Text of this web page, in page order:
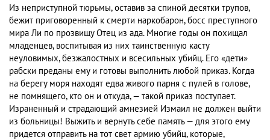
Из неприступной тюрьмы, оставив за спиной десятки трупов,
бежит приговоренный к смерти наркобарон, босс преступного
мира Ли по прозвищу Отец из ада. Многие годы он похищал
младенцев, воспитывая из них таинственную касту
неуловимых, безжалостных и всесильных убийц. Его «дети»
рабски преданы ему и готовы выполнить любой приказ. Когда
на берегу моря находят едва живого парня с пулей в голове,
не помнящего, кто он и откуда, — такой приказ поступает.
Израненный и страдающий амнезией Измаил не должен выйти
из больницы! Выжить и вернуть себе память — для этого ему
придется отправить на тот свет армию убийц, которые,